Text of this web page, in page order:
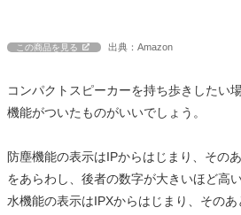
この商品を見る 出典：Amazon
コンパクトスピーカーを持ち歩きしたい
機能がついたものがいいでしょう。
防塵機能の表示はIPからはじまり、その
をあらわし、後者の数字が大きいほど高
水機能の表示はIPXからはじまり、その